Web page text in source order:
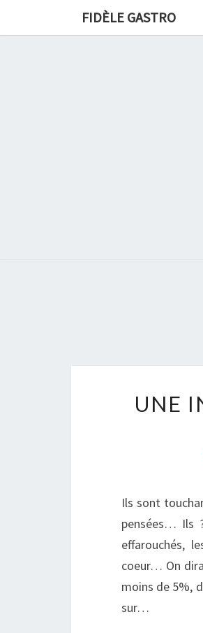
FIDÈLE GASTRO
UNE
Ils sont
pensées… Ils
effarouchés,
coeur… On
moins de 5%,
sur…